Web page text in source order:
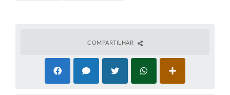
COMPARTILHAR